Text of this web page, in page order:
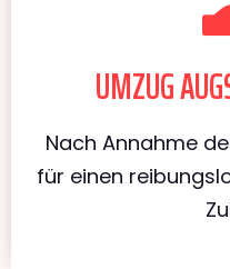
UMZUG
Nach Annahme
für einen